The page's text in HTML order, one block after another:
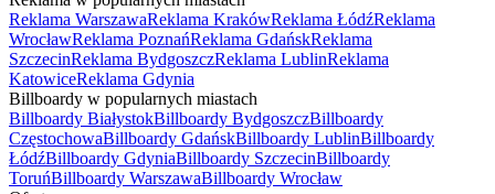
Reklama WarszawaReklama KrakówReklama ŁódźReklama
WrocławReklama PoznańReklama GdańskReklama
SzczecinReklama BydgoszczReklama LublinReklama
KatowiceReklama Gdynia
Billboardy w popularnych miastach
Billboardy BiałystokBillboardy BydgoszczBillboardy
CzęstochowaBillboardy GdańskBillboardy LublinBillboardy
ŁódźBillboardy GdyniaBillboardy SzczecinBillboardy
ToruńBillboardy WarszawaBillboardy Wrocław